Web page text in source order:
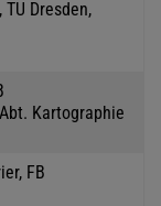
Dresden,
Kartographie
FB